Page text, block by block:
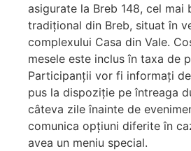
asigurate la Breb 148, cel mai
tradițional din Breb, situat în
complexului Casa din Vale.
mesele este inclus în taxa de
Participanții vor fi informați
pus la dispoziție pe întreaga
câteva zile înainte de
comunica opțiuni diferite în
avea un meniu special.